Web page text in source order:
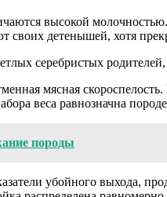
высокой
своих детенышей, хотя
серебристых
мясная
веса равнозначна
породы
убойного выхода,